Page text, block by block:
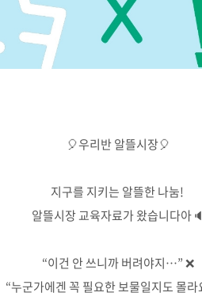
🎈우리반 알뜰시장🎈
지구를 지키는 알뜰한 나눔!
알뜰시장 교육자료가 왔습니다아
“이건 안 쓰니까 버려야지…” ❌
“누군가에겐 꼭 필요한 보물일지도 몰라